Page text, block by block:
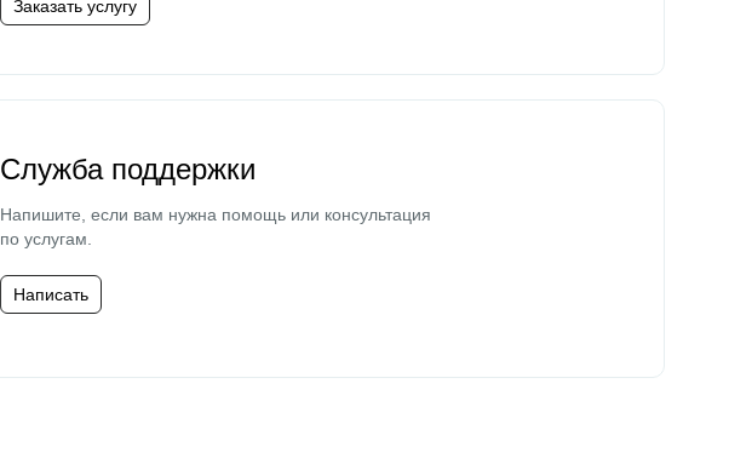
Заказать услугу
Служба поддержки
Напишите, если вам нужна помощь или консультация
по услугам.
Написать